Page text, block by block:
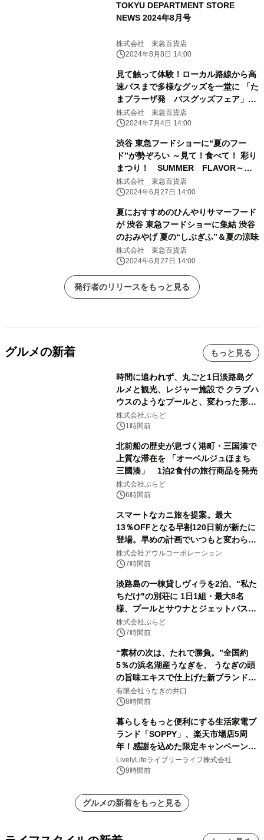
TOKYU DEPARTMENT STORE
NEWS 2024年8月号
株式会社 東急百貨店
2024年8月8日 14:00
見て触って体験！ローカル路線から高
速バスまで多様なグッズを一堂に 「た
まプラーザ発 バスグッズフェア」を
開催
株式会社 東急百貨店
2024年7月4日 14:00
渋谷 東急フードショーに“夏のフー
ド”が勢ぞろい ～見て！食べて！ 彩り
まつり！ SUMMER FLAVOR～
「Foodshow Special Week」開催
株式会社 東急百貨店
2024年6月27日 14:00
夏におすすめのひんやりサマーフード
が 渋谷 東急フードショーに集結 渋谷
のおみやげ 夏の“しぶぎふ”＆夏の涼味
株式会社 東急百貨店
2024年6月27日 14:00
発行者のリリースをもっと見る
グルメの新着 もっと見る
時間に追われず、丸ごと1日淡路島グ
ルメと観光、レジャー施設で クラブハ
ウスのようなプールと、変わった形の
サウナも 「THE BOXY AWAJI」のお
得な素泊まり連泊プランで
株式会社ぷらど
1時間前
北前船の歴史が息づく港町・三国湊で
上質な滞在を 「オーベルジュほまち
三國湊」 1泊2食付の旅行商品を発売
株式会社ぷらど
6時間前
スマートなカニ旅を提案。最大
13％OFFとなる早割120日前が新たに
登場。早めの計画でいつもと変わらぬ
大人の冬旅を。ー夕日ヶ浦温泉「佳松
苑 別邸ふうか」ー
株式会社アウルコーポレーション
7時間前
淡路島の一棟貸しヴィラを2泊、"私た
ちだけ"の別荘に 1日1組・最大8名
様、プールとサウナとジェットバス付
きで Villa Mon Temps AWAJIの連泊
素泊りプラン
株式会社ぷらど
7時間前
“素材の次は、たれで勝負。”全国約
5％の浜名湖産うなぎを、 うなぎの頭
の旨味エキスで仕上げた新ブランド
「井口の誉」誕生
有限会社うなぎの井口
8時間前
暮らしをもっと便利にする生活家電ブ
ランド「SOPPY」、楽天市場店5周
年！感謝を込めた限定キャンペーンを
8月10日より開催
LivelyLifeライブリーライフ株式会社
9時間前
グルメの新着をもっと見る